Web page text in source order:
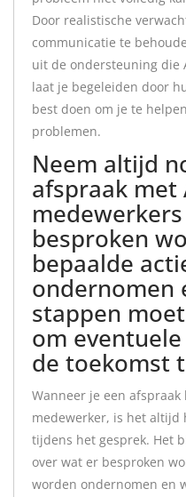
Door realistische
communicatie te
uit de ondersteuning die
laat je begeleiden door
best doen om je te
problemen.
Neem altijd
afspraak met
besproken
bepaalde
ondernomen
stappen
om
de toekomst
Wanneer je een
medewerker, is het altijd
tijdens het gesprek. Het
over wat er besproken
worden ondernomen en